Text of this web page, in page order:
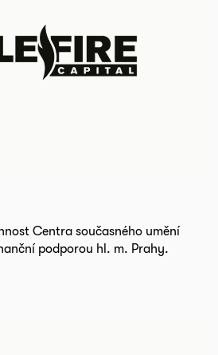
Centra současného umění
podporou hl. m. Prahy.